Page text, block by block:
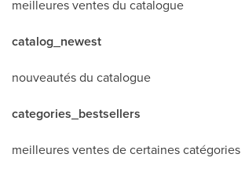
meilleures ventes du catalogue
catalog_newest
nouveautés du catalogue
categories_bestsellers
meilleures ventes de certaines catégories